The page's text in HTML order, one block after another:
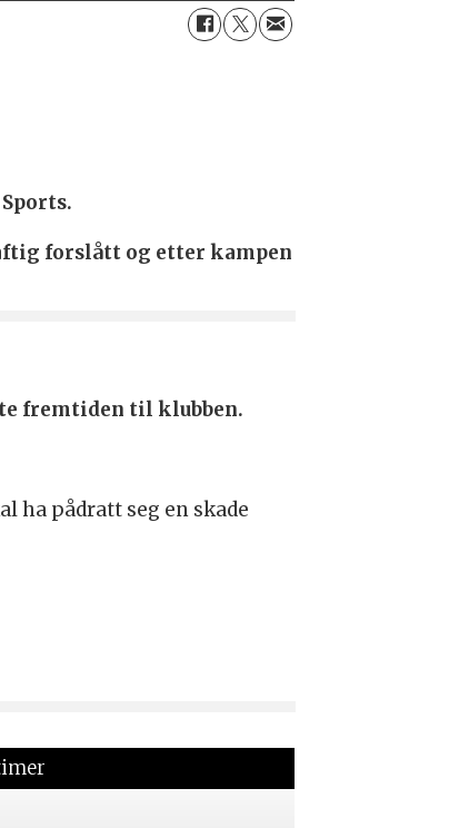
forslått og etter kampen
fremtiden til klubben.
ha pådratt seg en skade